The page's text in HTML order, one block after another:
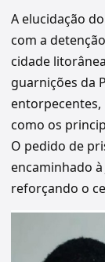
A elucidação
com a
cidade
guarnições da
entorpecentes,
como os
O pedido de
encaminhado à
reforçando o